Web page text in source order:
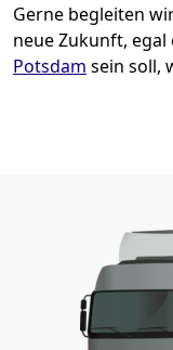
Gerne begleiten
neue Zukunft, egal
Potsdam sein soll,